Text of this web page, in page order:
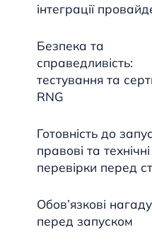
інтеграції
Безпека та
справедливість:
тестування та
RNG
Готовність до
правові та технічні
перевірки перед
Обов’язкові
перед запуском